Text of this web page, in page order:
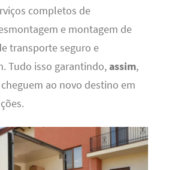
completos de
e montagem de
transporte seguro e
Tudo isso garantindo,assim,
ao novo destino em